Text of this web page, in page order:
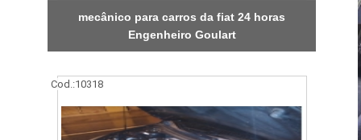
mecânico para carros da fiat 24 horas
Engenheiro Goulart
Cod.:10318